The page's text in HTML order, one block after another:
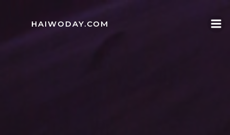
HAIWODAY.COM